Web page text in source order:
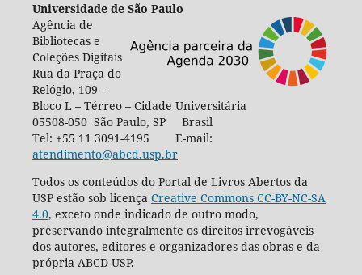
Universidade de São Paulo
Agência de
Bibliotecas e
Coleções Digitais
Rua da Praça do
Relógio, 109 -
Bloco L – Térreo – Cidade Universitária
05508-050 São Paulo, SP Brasil
Tel: +55 11 3091-4195 E-mail:
atendimento@abcd.usp.br
Todos os conteúdos do Portal de Livros Abertos da
USP estão sob licença Creative Commons CC-BY-NC-SA
4.0, exceto onde indicado de outro modo,
preservando integralmente os direitos irrevogáveis
dos autores, editores e organizadores das obras e da
própria ABCD-USP.